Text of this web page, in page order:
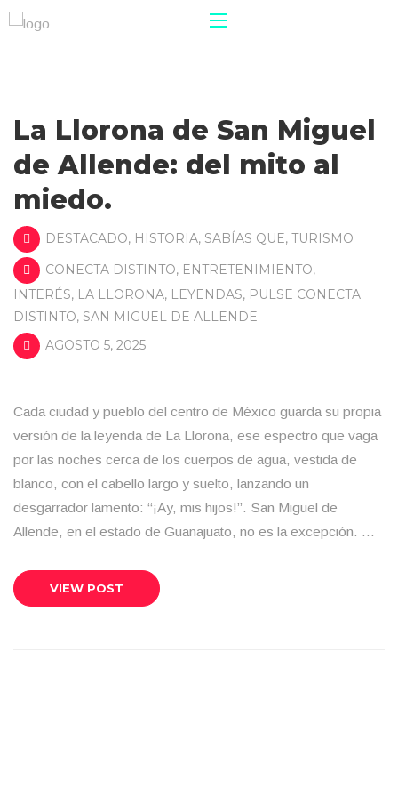
La Llorona de San Miguel
de Allende: del mito al
miedo.
DESTACADO, HISTORIA, SABÍAS QUE, TURISMO
CONECTA DISTINTO, ENTRETENIMIENTO,
INTERÉS, LA LLORONA, LEYENDAS, PULSE CONECTA
DISTINTO, SAN MIGUEL DE ALLENDE
AGOSTO 5, 2025
Cada ciudad y pueblo del centro de México guarda su propia
versión de la leyenda de La Llorona, ese espectro que vaga
por las noches cerca de los cuerpos de agua, vestida de
blanco, con el cabello largo y suelto, lanzando un
desgarrador lamento: “¡Ay, mis hijos!”. San Miguel de
Allende, en el estado de Guanajuato, no es la excepción. …
VIEW POST